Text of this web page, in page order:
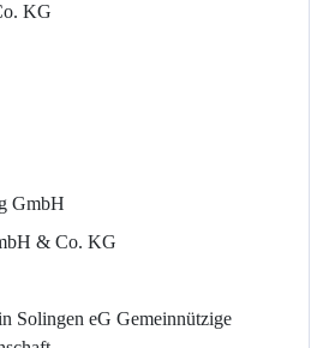
KG
GmbH
& Co. KG
Solingen eG Gemeinnützige